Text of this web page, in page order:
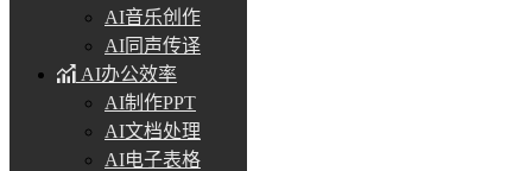
AI音乐创作
AI同声传译
AI办公效率
AI制作PPT
AI文档处理
AI电子表格